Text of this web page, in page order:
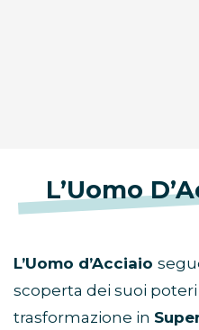
L’Uomo
L’Uomo d’Acciaio
scoperta dei suoi
trasformazione in